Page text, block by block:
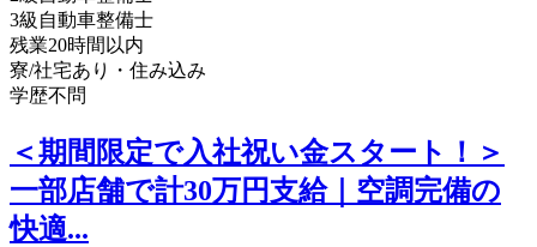
3級自動車整備士
残業20時間以内
寮/社宅あり・住み込み
学歴不問
＜期間限定で入社祝い金スタート！＞
一部店舗で計30万円支給｜空調完備の
快適...